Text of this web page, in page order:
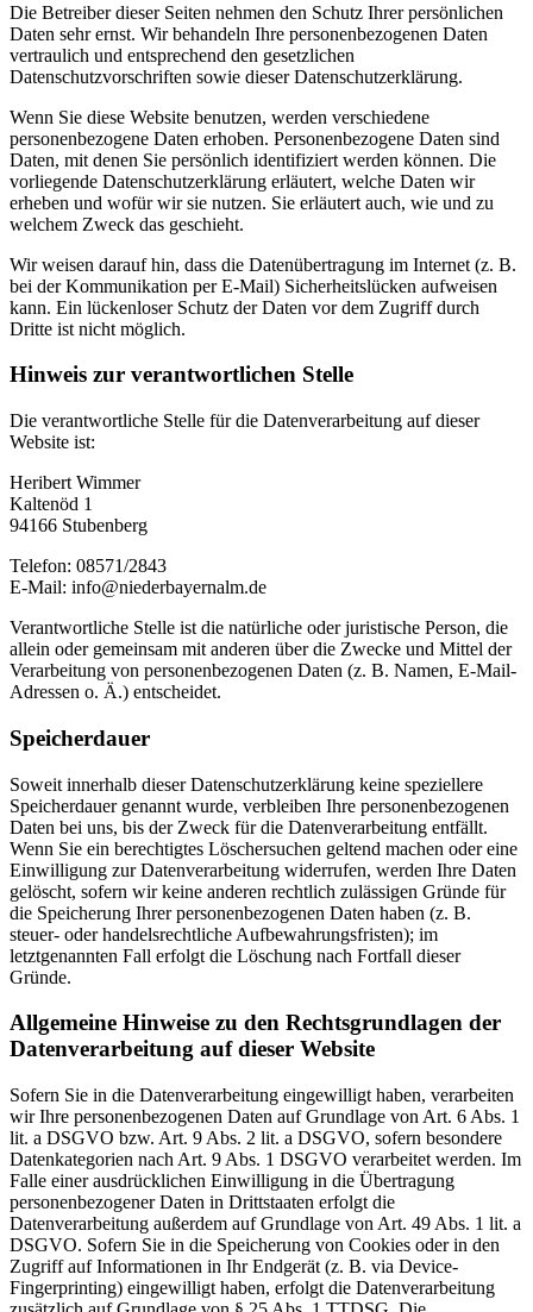
Die Betreiber dieser Seiten nehmen den Schutz Ihrer persönlichen
Daten sehr ernst. Wir behandeln Ihre personenbezogenen Daten
vertraulich und entsprechend den gesetzlichen
Datenschutzvorschriften sowie dieser Datenschutzerklärung.
Wenn Sie diese Website benutzen, werden verschiedene
personenbezogene Daten erhoben. Personenbezogene Daten sind
Daten, mit denen Sie persönlich identifiziert werden können. Die
vorliegende Datenschutzerklärung erläutert, welche Daten wir
erheben und wofür wir sie nutzen. Sie erläutert auch, wie und zu
welchem Zweck das geschieht.
Wir weisen darauf hin, dass die Datenübertragung im Internet (z. B.
bei der Kommunikation per E-Mail) Sicherheitslücken aufweisen
kann. Ein lückenloser Schutz der Daten vor dem Zugriff durch
Dritte ist nicht möglich.
Hinweis zur verantwortlichen Stelle
Die verantwortliche Stelle für die Datenverarbeitung auf dieser
Website ist:
Heribert Wimmer
Kaltenöd 1
94166 Stubenberg
Telefon: 08571/2843
E-Mail: info@niederbayernalm.de
Verantwortliche Stelle ist die natürliche oder juristische Person, die
allein oder gemeinsam mit anderen über die Zwecke und Mittel der
Verarbeitung von personenbezogenen Daten (z. B. Namen, E-Mail-
Adressen o. Ä.) entscheidet.
Speicherdauer
Soweit innerhalb dieser Datenschutzerklärung keine speziellere
Speicherdauer genannt wurde, verbleiben Ihre personenbezogenen
Daten bei uns, bis der Zweck für die Datenverarbeitung entfällt.
Wenn Sie ein berechtigtes Löschersuchen geltend machen oder eine
Einwilligung zur Datenverarbeitung widerrufen, werden Ihre Daten
gelöscht, sofern wir keine anderen rechtlich zulässigen Gründe für
die Speicherung Ihrer personenbezogenen Daten haben (z. B.
steuer- oder handelsrechtliche Aufbewahrungsfristen); im
letztgenannten Fall erfolgt die Löschung nach Fortfall dieser
Gründe.
Allgemeine Hinweise zu den Rechtsgrundlagen der
Datenverarbeitung auf dieser Website
Sofern Sie in die Datenverarbeitung eingewilligt haben, verarbeiten
wir Ihre personenbezogenen Daten auf Grundlage von Art. 6 Abs. 1
lit. a DSGVO bzw. Art. 9 Abs. 2 lit. a DSGVO, sofern besondere
Datenkategorien nach Art. 9 Abs. 1 DSGVO verarbeitet werden. Im
Falle einer ausdrücklichen Einwilligung in die Übertragung
personenbezogener Daten in Drittstaaten erfolgt die
Datenverarbeitung außerdem auf Grundlage von Art. 49 Abs. 1 lit. a
DSGVO. Sofern Sie in die Speicherung von Cookies oder in den
Zugriff auf Informationen in Ihr Endgerät (z. B. via Device-
Fingerprinting) eingewilligt haben, erfolgt die Datenverarbeitung